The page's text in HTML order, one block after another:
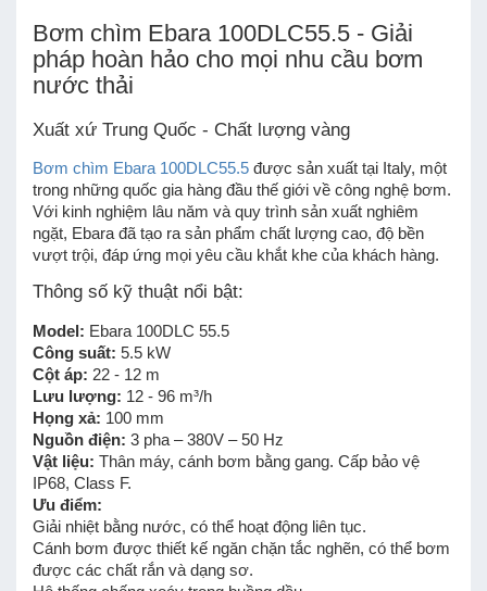
Bơm chìm Ebara 100DLC55.5 - Giải
pháp hoàn hảo cho mọi nhu cầu bơm
nước thải
Xuất xứ Trung Quốc - Chất lượng vàng
Bơm chìm Ebara 100DLC55.5 được sản xuất tại Italy, một
trong những quốc gia hàng đầu thế giới về công nghệ bơm.
Với kinh nghiệm lâu năm và quy trình sản xuất nghiêm
ngặt, Ebara đã tạo ra sản phẩm chất lượng cao, độ bền
vượt trội, đáp ứng mọi yêu cầu khắt khe của khách hàng.
Thông số kỹ thuật nổi bật:
Model: Ebara 100DLC 55.5
Công suất: 5.5 kW
Cột áp: 22 - 12 m
Lưu lượng: 12 - 96 m³/h
Họng xả: 100 mm
Nguồn điện: 3 pha – 380V – 50 Hz
Vật liệu: Thân máy, cánh bơm bằng gang. Cấp bảo vệ
IP68, Class F.
Ưu điểm:
Giải nhiệt bằng nước, có thể hoạt động liên tục.
Cánh bơm được thiết kế ngăn chặn tắc nghẽn, có thể bơm
được các chất rắn và dạng sơ.